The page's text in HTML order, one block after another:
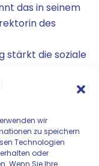
wir
zu speichern
Technologien
oder
Wenn Sie Ihre
das in sei­nem
des
stärkt die sozia­le